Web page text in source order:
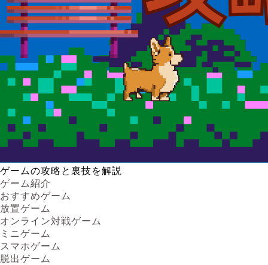
ゲームの攻略と裏技を解説
ゲーム紹介
おすすめゲーム
放置ゲーム
オンライン対戦ゲーム
ミニゲーム
スマホゲーム
脱出ゲーム